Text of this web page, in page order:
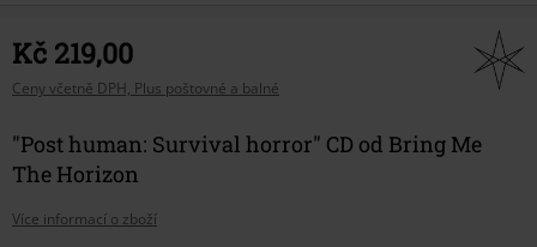
Kč 219,00
Ceny včetně DPH, Plus poštovné a balné
"Post human: Survival horror" CD od Bring Me
The Horizon
Více informací o zboží